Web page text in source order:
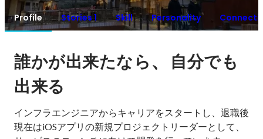
Profile Stories 1 Skill Personality
誰かが出来たなら、
自分でも
出来る
インフラエンジニアからキャリアをスタートし、退職後
現在はiOSアプリの新規プロジェクトリーダーとして、